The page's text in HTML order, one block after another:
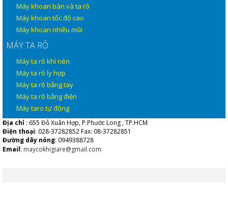
Máy khoan bàn và ta rô
Máy khoan tốc độ cao
Máy khoan nhiều mũi
MÁY TA RÔ
Máy ta rô khí nén
Máy ta rô ly hợp
Máy ta rô bằng tay
Máy ta rô bằng điện
Máy taro tự động
Địa chỉ : 655 Đỗ Xuân Hợp, P.Phước Long , TP.HCM
Điện thoại: 028-37282852 Fax: 08-37282851
Đường dây nóng: 0949388728
Email: maycokhigiare@gmail.com